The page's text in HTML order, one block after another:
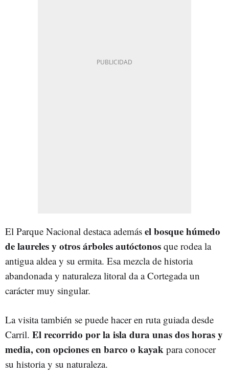
El Parque Nacional destaca además el bosque húmedo
de laureles y otros árboles autóctonos que rodea la
antigua aldea y su ermita. Esa mezcla de historia
abandonada y naturaleza litoral da a Cortegada un
carácter muy singular.
La visita también se puede hacer en ruta guiada desde
Carril. El recorrido por la isla dura unas dos horas y
media, con opciones en barco o kayak para conocer
su historia y su naturaleza.